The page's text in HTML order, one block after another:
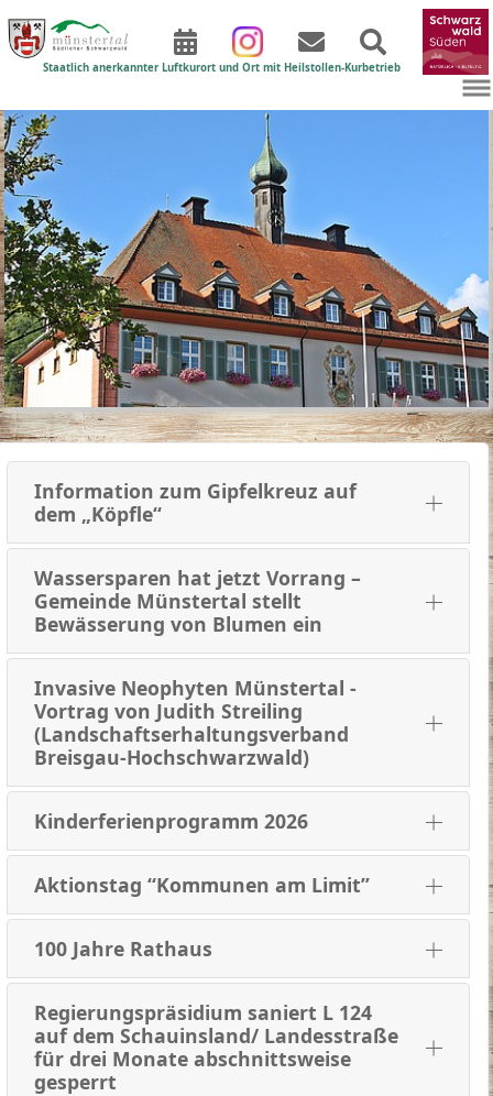
Staatlich anerkannter Luftkurort und Ort mit Heilstollen-Kurbetrieb
Information zum Gipfelkreuz auf
dem „Köpfle“
Wassersparen hat jetzt Vorrang –
Gemeinde Münstertal stellt
Bewässerung von Blumen ein
Invasive Neophyten Münstertal -
Vortrag von Judith Streiling
(Landschaftserhaltungsverband
Breisgau-Hochschwarzwald)
Kinderferienprogramm 2026
Aktionstag “Kommunen am Limit”
100 Jahre Rathaus
Regierungspräsidium saniert L 124
auf dem Schauinsland/ Landesstraße
für drei Monate abschnittsweise
gesperrt